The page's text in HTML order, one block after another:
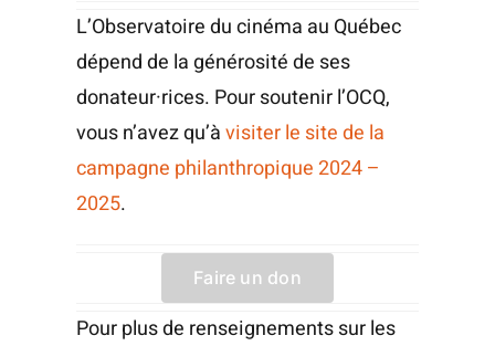
L’Observatoire du ciné­ma au Qué­bec
dépend de la géné­ro­si­té de ses
donateur·rices. Pour sou­te­nir l’OCQ,
vous n’avez qu’àvisi­ter le site de la
cam­pagne phi­lan­thro­pique 2024 –
2025.
Faire un don
Pour plus de ren­sei­gne­ments sur les